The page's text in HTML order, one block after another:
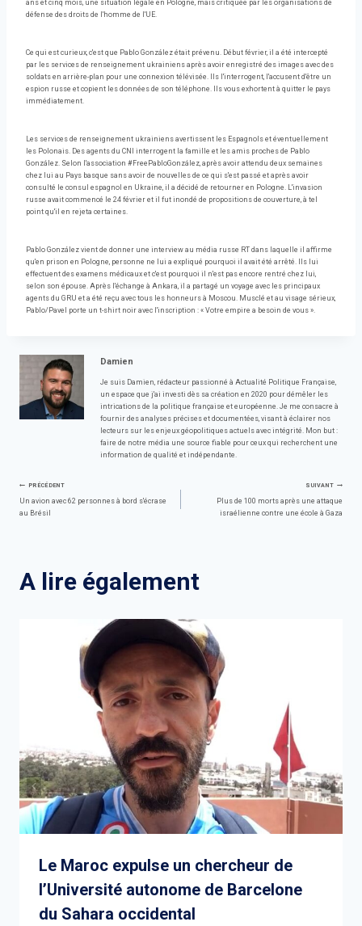
ans et cinq mois, une situation légale en Pologne, mais critiquée par les organisations de
défense des droits de l'homme de l'UE.
Ce qui est curieux, c'est que Pablo González était prévenu. Début février, il a été intercepté
par les services de renseignement ukrainiens après avoir enregistré des images avec des
soldats en arrière-plan pour une connexion télévisée. Ils l'interrogent, l'accusent d'être un
espion russe et copient les données de son téléphone. Ils vous exhortent à quitter le pays
immédiatement.
Les services de renseignement ukrainiens avertissent les Espagnols et éventuellement
les Polonais. Des agents du CNI interrogent la famille et les amis proches de Pablo
González. Selon l'association #FreePabloGonzález, après avoir attendu deux semaines
chez lui au Pays basque sans avoir de nouvelles de ce qui s'est passé et après avoir
consulté le consul espagnol en Ukraine, il a décidé de retourner en Pologne. L'invasion
russe avait commencé le 24 février et il fut inondé de propositions de couverture, à tel
point qu'il en rejeta certaines.
Pablo González vient de donner une interview au média russe RT dans laquelle il affirme
qu'en prison en Pologne, personne ne lui a expliqué pourquoi il avait été arrêté. Ils lui
effectuent des examens médicaux et c'est pourquoi il n'est pas encore rentré chez lui,
selon son épouse. Après l'échange à Ankara, il a partagé un voyage avec les principaux
agents du GRU et a été reçu avec tous les honneurs à Moscou. Musclé et au visage sérieux,
Pablo/Pavel porte un t-shirt noir avec l'inscription : « Votre empire a besoin de vous ».
Damien
Je suis Damien, rédacteur passionné à Actualité Politique Française,
un espace que j'ai investi dès sa création en 2020 pour démêler les
intrications de la politique française et européenne. Je me consacre à
fournir des analyses précises et documentées, visant à éclairer nos
lecteurs sur les enjeux géopolitiques actuels avec intégrité. Mon but :
faire de notre média une source fiable pour ceux qui recherchent une
information de qualité et indépendante.
Navigation
PRÉCÉDENT
Un avion avec 62 personnes à bord s'écrase
au Brésil
SUIVANT
Plus de 100 morts après une attaque
israélienne contre une école à Gaza
A lire également
Le Maroc expulse un chercheur de
l’Université autonome de Barcelone
du Sahara occidental